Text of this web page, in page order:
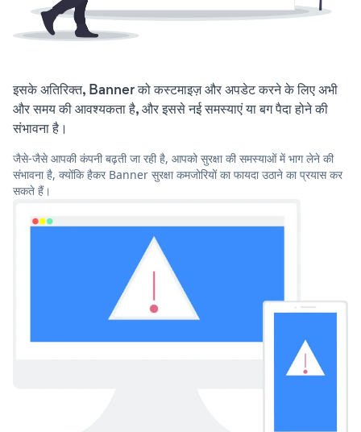
इसके अतिरिक्त, Banner को कस्टमाइज़ और अपडेट करने के लिए अभी
और समय की आवश्यकता है, और इससे नई समस्याएं या बग पैदा होने की
संभावना है।
जैसे-जैसे आपकी कंपनी बढ़ती जा रही है, आपको सुरक्षा की समस्याओं में भाग लेने की
संभावना है, क्योंकि हैकर Banner सुरक्षा कमजोरियों का फायदा उठाने का प्रयास कर
सकते हैं।